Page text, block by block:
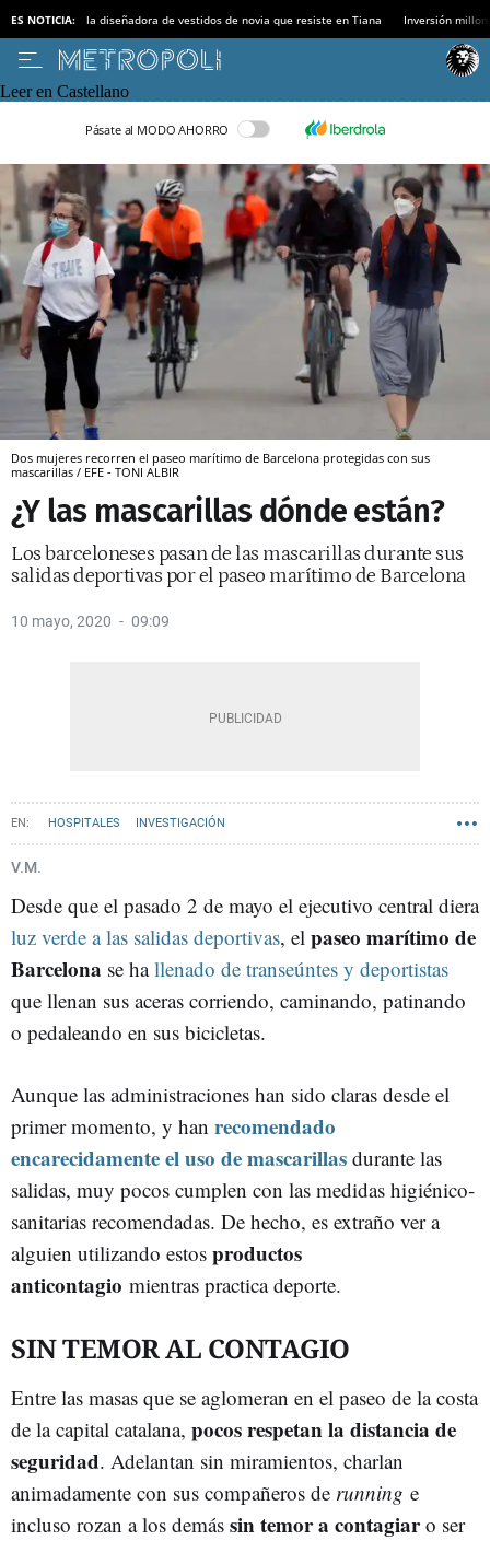
ES NOTICIA: la diseñadora de vestidos de novia que resiste en Tiana Inversión
Leer en Castellano
Pásate al MODO AHORRO
Dos mujeres recorren el paseo marítimo de Barcelona protegidas con sus
mascarillas / EFE - TONI ALBIR
¿Y las mascarillas dónde están?
Los barceloneses pasan de las mascarillas durante sus
salidas deportivas por el paseo marítimo de Barcelona
10 mayo, 2020 09:09
HOSPITALES INVESTIGACIÓN
V.M.
Desde que el pasado 2 de mayo el ejecutivo central diera
luz verde a las salidas deportivas, el paseo marítimo de
Barcelona se hallenado de transeúntes y deportistas
que llenan sus aceras corriendo, caminando, patinando
o pedaleando en sus bicicletas.
Aunque las administraciones han sido claras desde el
primer momento, y han recomendado
encarecidamente el uso de mascarillas durante las
salidas, muy pocos cumplen con las medidas higiénico-
sanitarias recomendadas. De hecho, es extraño ver a
alguien utilizando estos productos
anticontagio mientras practica deporte.
SIN TEMOR AL CONTAGIO
Entre las masas que se aglomeran en el paseo de la costa
de la capital catalana, pocos respetan la distancia de
seguridad. Adelantan sin miramientos, charlan
animadamente con sus compañeros de running e
incluso rozan a los demás sin temor a contagiaro ser